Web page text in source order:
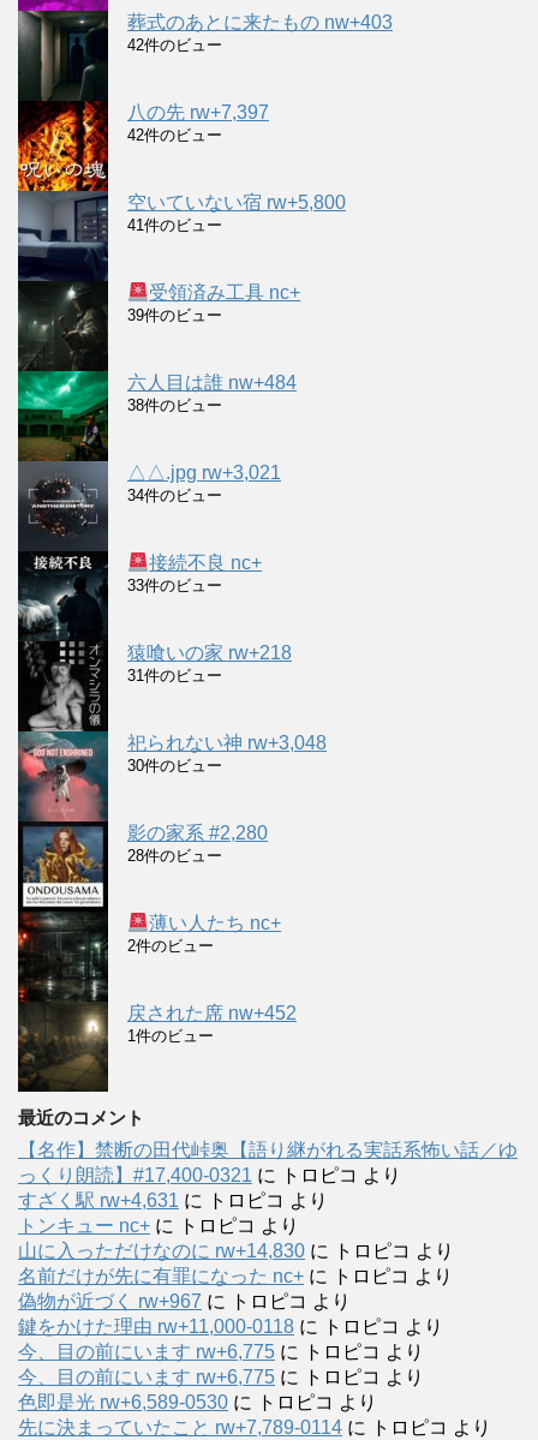
葬式のあとに来たもの nw+403
42件のビュー
八の先 rw+7,397
42件のビュー
空いていない宿 rw+5,800
41件のビュー
受領済み工具 nc+
39件のビュー
六人目は誰 nw+484
38件のビュー
△△.jpg rw+3,021
34件のビュー
接続不良 nc+
33件のビュー
猿喰いの家 rw+218
31件のビュー
祀られない神 rw+3,048
30件のビュー
影の家系 #2,280
28件のビュー
薄い人たち nc+
2件のビュー
戻された席 nw+452
1件のビュー
最近のコメント
【名作】禁断の田代峠奥【語り継がれる実話系怖い話／ゆ
っくり朗読】#17,400-0321 に トロピコ より
すざく駅 rw+4,631 に トロピコ より
トンキュー nc+ に トロピコ より
山に入っただけなのに rw+14,830 に トロピコ より
名前だけが先に有罪になった nc+ に トロピコ より
偽物が近づく rw+967 に トロピコ より
鍵をかけた理由 rw+11,000-0118 に トロピコ より
今、目の前にいます rw+6,775 に トロピコ より
今、目の前にいます rw+6,775 に トロピコ より
色即是光 rw+6,589-0530 に トロピコ より
先に決まっていたこと rw+7,789-0114 に トロピコ より